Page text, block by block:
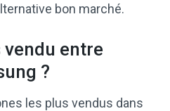
bon marché.
vendu entre
?
les plus vendus dans